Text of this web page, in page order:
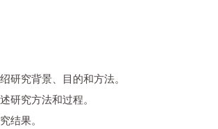
研究背景、目的和方法。
研究方法和过程。
结果。